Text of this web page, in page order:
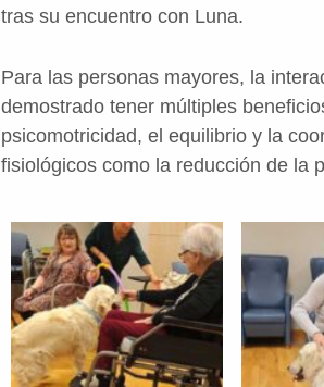
tras su encuentro con Luna.
Para las personas mayores, la
demostrado tener múltiples
psicomotricidad, el equilibrio y la
fisiológicos como la reducción de la